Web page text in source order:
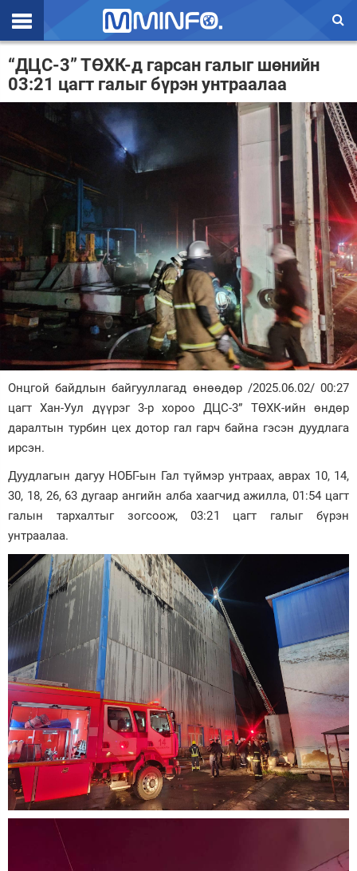
Эхлэл
Цаг агаар
Валют ханш
Улс төр
Эдийн засаг
Спорт
Нийгэм
Дэлхий
Энтертайнмэнт
Зурхай
“ДЦС-3” ТӨХК-д гарсан галыг шөнийн
03:21 цагт галыг бүрэн унтраалаа
Онцгой байдлын байгууллагад өнөөдөр /2025.06.02/ 00:27
цагт Хан-Уул дүүрэг 3-р хороо ДЦС-3” ТӨХК-ийн өндөр
даралтын турбин цех дотор гал гарч байна гэсэн дуудлага
ирсэн.
Дуудлагын дагуу НОБГ-ын Гал түймэр унтраах, аврах 10, 14,
30, 18, 26, 63 дугаар ангийн алба хаагчид ажилла, 01:54 цагт
галын тархалтыг зогсоож, 03:21 цагт галыг бүрэн
унтраалаа.